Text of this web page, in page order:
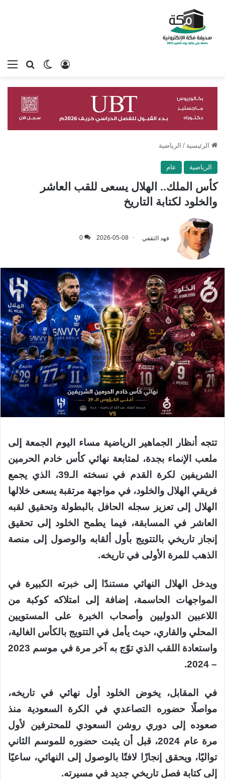
بحثالوضع
تسجيل الدخول
الرئيسية / الرياضية
الرياضية عام
كأس الملك.. الهلال يسعى للقب العاشر
والخلود لكتابة التاريخ
فهد الثقفي 2026-05-08
0
تتجه أنظار الجماهير الرياضية مساء اليوم الجمعة إلى
ملعب الإنماء بجدة، لمتابعة نهائي كأس خادم الحرمين
الشريفين لكرة القدم في نسخته الـ39، الذي يجمع
فريقي الهلال والخلود، في مواجهة مرتقبة يسعى خلالها
الهلال إلى تعزيز سجله الحافل بالبطولة وتحقيق لقبه
العاشر في المسابقة، فيما يطمح الخلود إلى تحقيق
إنجاز تاريخي بالتتويج بأول ألقابه والوصول إلى منصة
الذهب للمرة الأولى في تاريخه.
ويدخل الهلال النهائي مستندًا إلى خبرته الكبيرة في
المواجهات الحاسمة، إضافة إلى امتلاكه كوكبة من
اللاعبين الدوليين وأصحاب الخبرة على المستويين
المحلي والقاري، حيث يأمل في التتويج بالكأس الغالية،
واستعادة اللقب الذي توّج به آخر مرة في موسم 2023
– 2024.
في المقابل، يخوض الخلود أول نهائي في تاريخه،
مواصلًا حضوره التصاعدي في الكرة السعودية منذ
صعوده إلى دوري روشن السعودي للمحترفين لأول
مرة عام 2024، قبل أن يثبت حضوره للموسم الثاني
تواليًا، ويحقق إنجازًا لافتًا بالوصول إلى النهائي، ساعيًا
إلى كتابة فصل تاريخي جديد في مسيرته.